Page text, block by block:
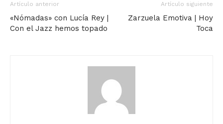
Artículo anterior
«Nómadas» con Lucía Rey |
Con el Jazz hemos topado
Artículo siguiente
Zarzuela Emotiva | Hoy
Toca